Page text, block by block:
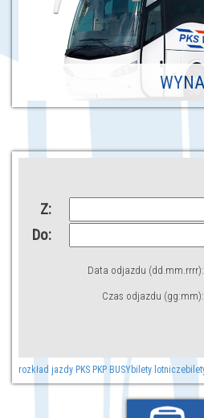
Z:
Do:
Data odjazdu (dd.mm.rrrr):
Czas odjazdu (gg:mm):
rozkład jazdy PKS PKP BUSYbilety lotnicze